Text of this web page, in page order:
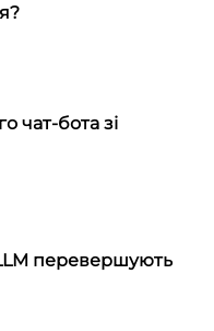
чат-бота зі
перевершують